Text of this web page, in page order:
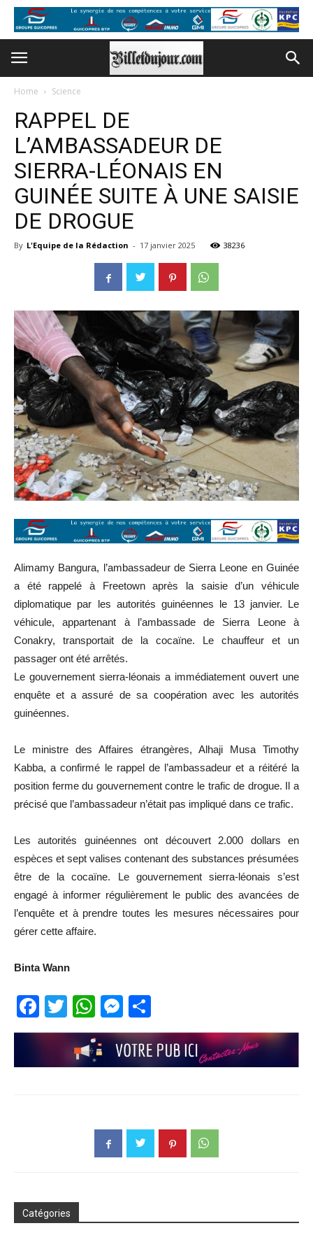
Home Science
RAPPEL DE
L’AMBASSADEUR DE
SIERRA-LÉONAIS EN
GUINÉE SUITE À UNE SAISIE
DE DROGUE
By L'Equipe de la Rédaction - 17 janvier 2025 38236
Alimamy Bangura, l’ambassadeur de Sierra Leone en Guinée
a été rappelé à Freetown après la saisie d’un véhicule
diplomatique par les autorités guinéennes le 13 janvier. Le
véhicule, appartenant à l’ambassade de Sierra Leone à
Conakry, transportait de la cocaïne. Le chauffeur et un
passager ont été arrêtés.
Le gouvernement sierra-léonais a immédiatement ouvert une
enquête et a assuré de sa coopération avec les autorités
guinéennes.
Le ministre des Affaires étrangères, Alhaji Musa Timothy
Kabba, a confirmé le rappel de l’ambassadeur et a réitéré la
position ferme du gouvernement contre le trafic de drogue. Il a
précisé que l’ambassadeur n’était pas impliqué dans ce trafic.
Les autorités guinéennes ont découvert 2.000 dollars en
espèces et sept valises contenant des substances présumées
être de la cocaïne. Le gouvernement sierra-léonais s’est
engagé à informer régulièrement le public des avancées de
l’enquête et à prendre toutes les mesures nécessaires pour
gérer cette affaire.
Binta Wann
Facebook
Twitter
WhatsApp
Messenger
Catégories